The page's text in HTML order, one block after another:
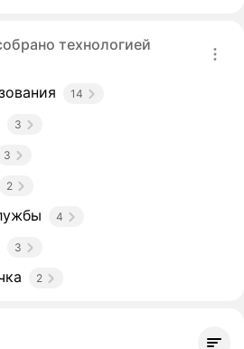
технологией
14
3
3
2
4
3
2